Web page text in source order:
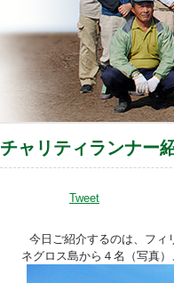
チャリティランナー
Tweet
今日ご紹介するのは、フィ
ネグロス島から４名（写真